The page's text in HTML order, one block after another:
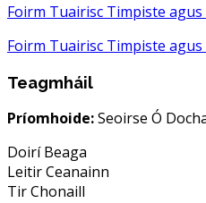
Foirm Tuairisc Timpiste agus
Foirm Tuairisc Timpiste
Teagmháil
Príomhoide:Seoirse Ó
Doirí Beaga
Leitir Ceanainn
Tir Chonaill